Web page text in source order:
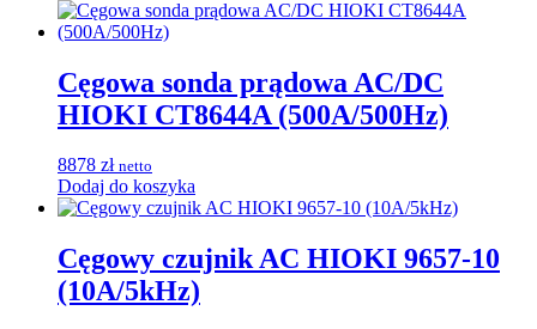
Cęgowa sonda prądowa AC/DC
HIOKI CT8644A (500A/500Hz)
8878 zł netto
Dodaj do koszyka
Cęgowy czujnik AC HIOKI 9657-10
(10A/5kHz)